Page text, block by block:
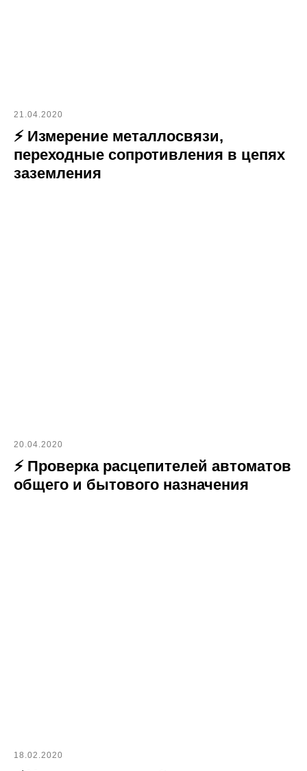
21.04.2020
⚡ Измерение металлосвязи,
переходные сопротивления в цепях
заземления
20.04.2020
⚡ Проверка расцепителей автоматов
общего и бытового назначения
18.02.2020